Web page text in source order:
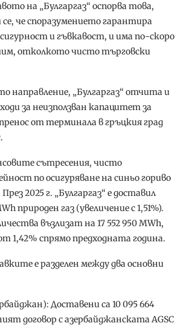
на „Булгаргаз“ оспорва това,
че споразумението гарантира
и гъвкавост, и има по-скоро
отколкото чисто търговски
направление, „Булгаргаз“ отчита и
за неизползван капацитет за
от терминала в гръцкия град
сътресения, чисто
по осигуряване на синьо гориво
2025 г. „Булгаргаз“ е доставил
природен газ (увеличение с 1,51%).
възлизат на 17 552 950 MWh,
1,42% спрямо предходната година.
е разделен между два основни
Доставени са 10 095 664
договор с азербайджанската AGSC